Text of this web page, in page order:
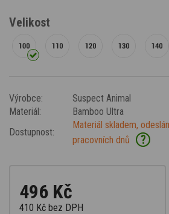
Velikost
Výrobce:
Suspect Animal
Materiál:
Bamboo Ultra
Dostupnost:
Materiál skladem,
pracovních dnů
?
496 Kč
410 Kč bez DPH